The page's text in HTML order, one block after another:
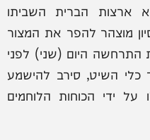
ארצות הברית השביתו
מוצהר להפר את המצור
התרחשה היום (שני) לפני
השיט, סירב להישמע
על ידי הכוחות הלוחמים